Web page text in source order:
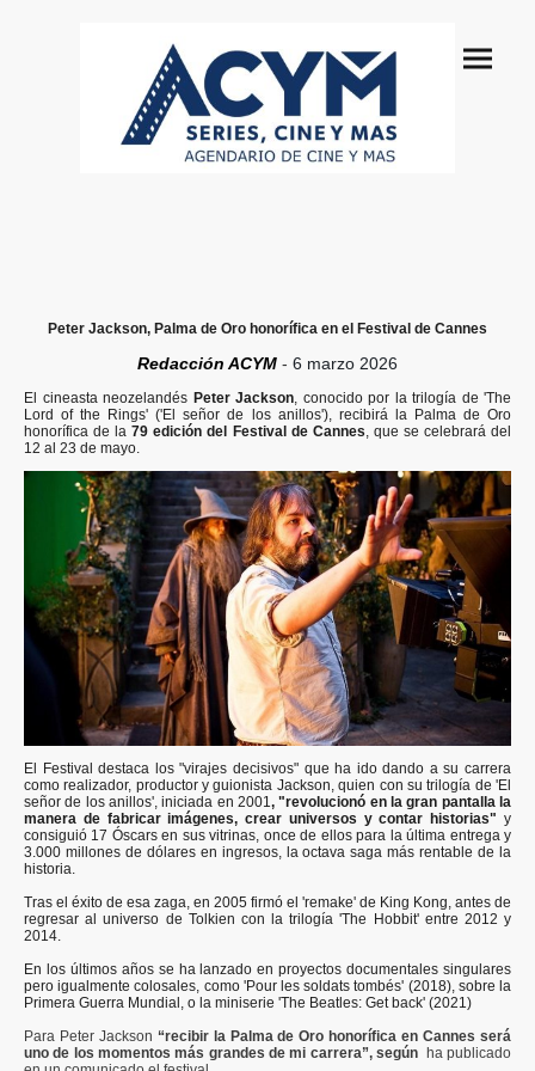
Peter Jackson, Palma de Oro honorífica en el Festival de Cannes
Redacción ACYM - 6 marzo 2026
El cineasta neozelandés Peter Jackson, conocido por la trilogía de 'The
Lord of the Rings' ('El señor de los anillos'), recibirá la Palma de Oro
honorífica de la79 edición del Festival de Cannes, que se celebrará del
12 al 23 de mayo.
El Festival destaca los "virajes decisivos" que ha ido dando a su carrera
como realizador, productor y guionista Jackson, quien con su trilogía de 'El
señor de los anillos', iniciada en 2001 , "revolucionó en la gran pantalla la
manera de fabricar imágenes, crear universos y contar historias" y
consiguió 17 Óscars en sus vitrinas, once de ellos para la última entrega y
3.000 millones de dólares en ingresos, la octava saga más rentable de la
historia.
Tras el éxito de esa zaga, en 2005 firmó el 'remake' de King Kong, antes de
regresar al universo de Tolkien con la trilogía 'The Hobbit' entre 2012 y
2014.
En los últimos años se ha lanzado en proyectos documentales singulares
pero igualmente colosales, como 'Pour les soldats tombés' (2018), sobre la
Primera Guerra Mundial, o la miniserie 'The Beatles: Get back' (2021)
Para Peter Jackson “recibir la Palma de Oro honorífica en Cannes será
uno de los momentos más grandes de mi carrera”, según ha publicado